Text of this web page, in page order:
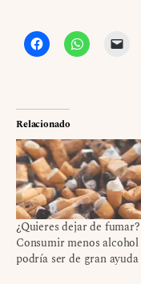
Relacionado
¿Quieres dejar de fumar?
Consumir menos alcohol
podría ser de gran ayuda